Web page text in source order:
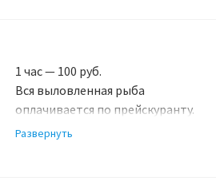
1 час — 100 руб.
Вся выловленная рыба
оплачивается по прейскуранту.
6 часов ловли — 1000 руб.
Развернуть